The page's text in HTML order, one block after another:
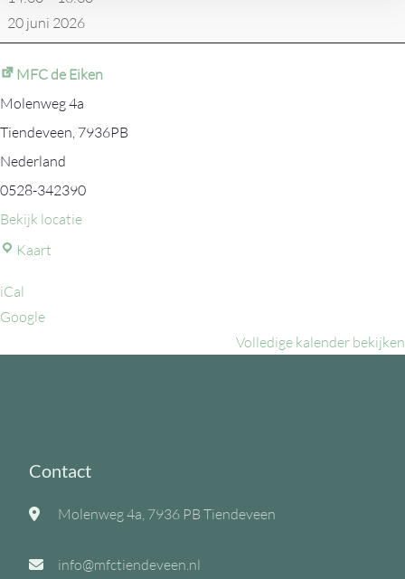
20 juni 2026
MFC de Eiken
Molenweg 4a
Tiendeveen, 7936PB
Nederland
0528-342390
Bekijk locatie
Kaart
iCal
Google
Volledige kalender bekijken
Contact
Molenweg 4a, 7936 PB Tiendeveen
info@mfctiendeveen.nl